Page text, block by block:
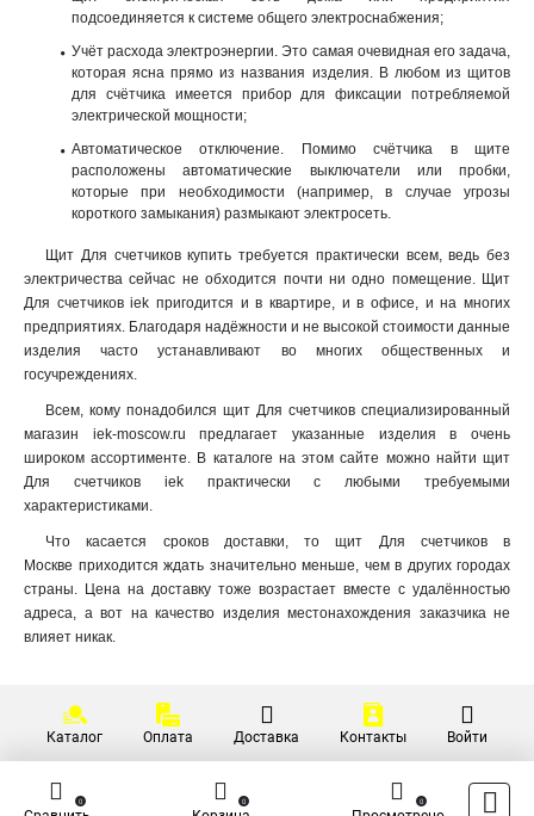
подсоединяется к системе общего электроснабжения;
Учёт расхода электроэнергии. Это самая очевидная его задача,
которая ясна прямо из названия изделия. В любом из щитов
для счётчика имеется прибор для фиксации потребляемой
электрической мощности;
Автоматическое отключение. Помимо счётчика в щите
расположены автоматические выключатели или пробки,
которые при необходимости (например, в случае угрозы
короткого замыкания) размыкают электросеть.
Щит Для счетчиков купить требуется практически всем, ведь без
электричества сейчас не обходится почти ни одно помещение. Щит
Для счетчиков iek пригодится и в квартире, и в офисе, и на многих
предприятиях. Благодаря надёжности и не высокой стоимости данные
изделия часто устанавливают во многих общественных и
госучреждениях.
Всем, кому понадобился щит Для счетчиков специализированный
магазин iek-moscow.ru предлагает указанные изделия в очень
широком ассортименте. В каталоге на этом сайте можно найти щит
Для счетчиков iek практически с любыми требуемыми
характеристиками.
Что касается сроков доставки, то щит Для счетчиков в
Москве приходится ждать значительно меньше, чем в других городах
страны. Цена на доставку тоже возрастает вместе с удалённостью
адреса, а вот на качество изделия местонахождения заказчика не
влияет никак.
Каталог Оплата Доставка Контакты Войти
0 0 0